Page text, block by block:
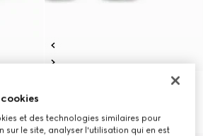
et des technologies similaires pour
sur le site, analyser l'utilisation qui en est